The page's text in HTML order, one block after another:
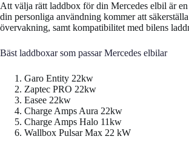
Att välja rätt laddbox för din Mercedes elbil är
din personliga användning kommer att
övervakning, samt kompatibilitet med bilens
Bäst laddboxar som passar Mercedes elbilar
Garo Entity 22kw
Zaptec PRO 22kw
Easee 22kw
Charge Amps Aura 22kw
Charge Amps Halo 11kw
Wallbox Pulsar Max 22 kW